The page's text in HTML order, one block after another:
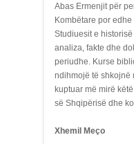
Abas Ermenjit për
Kombëtare por edhe
Studiuesit e
analiza, fakte dhe
periudhe. Kurse
ndihmojë të shkojnë
kuptuar më mirë
së Shqipërisë dhe
Xhemil Meço